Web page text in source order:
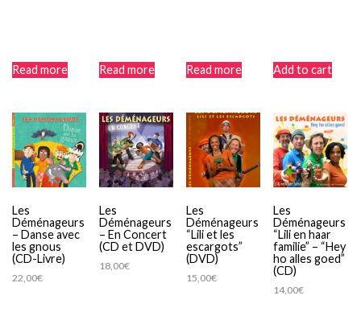
Read more Read more Read more Add to cart
Les
Déménageurs
– Danse avec
les gnous
(CD-Livre)
22,00€
Les
Déménageurs
– En Concert
(CD et DVD)
18,00€
Les
Déménageurs
“Lili et les
escargots”
(DVD)
15,00€
Les
Déménageurs
“Lili en haar
familie” – “Hey
ho alles goed”
(CD)
14,00€